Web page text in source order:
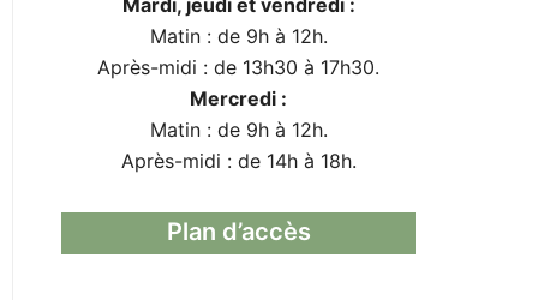
Mardi, jeudi et vendredi :
Matin : de 9h à 12h.
Après-midi : de 13h30 à 17h30.
Mercredi :
Matin : de 9h à 12h.
Après-midi : de 14h à 18h.
Plan d’accès